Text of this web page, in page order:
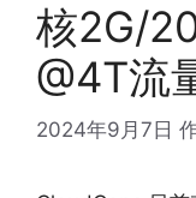
核2G/
@4T流
2024年9月7日